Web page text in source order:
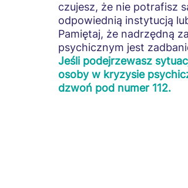
czujesz, że nie potrafisz
odpowiednią instytucją
Pamiętaj, że nadrzędną
psychicznym jest
Jeśli podejrzewasz
osoby w kryzysie
dzwoń pod numer 112.